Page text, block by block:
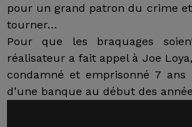
pour un grand patron du crime
tourner…
Pour que les braquages
réalisateur a fait appel à Joe
condamné et emprisonné 7
d’une banque au début des